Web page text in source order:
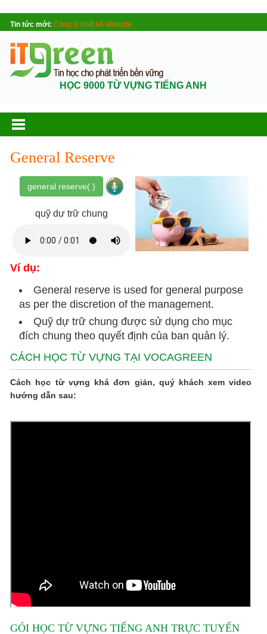
Tin tức mới: Công ty thiết kế Website
HỌC 9000 TỪ VỰNG TIẾNG ANH
General Reserve
general reserve( )
quỹ dự trữ chung
Ví dụ:
General reserve is used for general purpose
as per the discretion of the management.
Quỹ dự trữ chung được sử dụng cho mục
đích chung theo quyết định của ban quản lý.
CÁCH HỌC TỪ VỰNG TẠI VOCAGREEN
Cách học từ vựng khá đơn giản, quý khách xem video
hướng dẫn sau:
GÓI HỌC TỪ VỰNG TIẾNG ANH TRỰC TUYẾN